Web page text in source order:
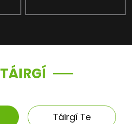
TÁIRGÍ
Táirgí Te